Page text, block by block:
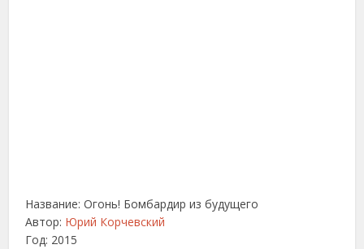
Название: Огонь! Бомбардир из будущего
Автор: Юрий Корчевский
Год: 2015